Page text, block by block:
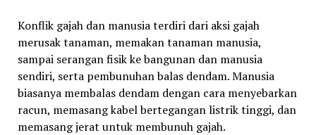
Konflik gajah dan manusia terdiri dari aksi gajah
merusak tanaman, memakan tanaman manusia,
sampai serangan fisik ke bangunan dan manusia
sendiri, serta pembunuhan balas dendam. Manusia
biasanya membalas dendam dengan cara menyebarkan
racun, memasang kabel bertegangan listrik tinggi, dan
memasang jerat untuk membunuh gajah.